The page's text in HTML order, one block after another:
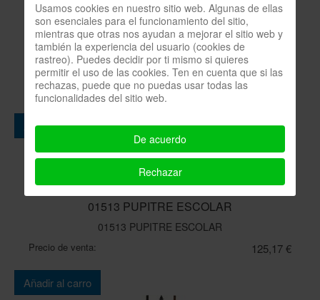
00069 PUPITRE ESCOLAR
00069 PUPITRE ESCOLAR
Precio de venta:
Añadir al carro
01513 PUPITRE ESCOLAR
01513 PUPITRE ESCOLAR
Precio de venta: 125,17 €
Cantidad:
Añadir al carro
Usamos cookies en nuestro sitio web. Algunas de ellas
son esenciales para el funcionamiento del sitio,
mientras que otras nos ayudan a mejorar el sitio web y
también la experiencia del usuario (cookies de
rastreo). Puedes decidir por ti mismo si quieres
permitir el uso de las cookies. Ten en cuenta que si las
rechazas, puede que no puedas usar todas las
funcionalidades del sitio web.
De acuerdo
Rechazar